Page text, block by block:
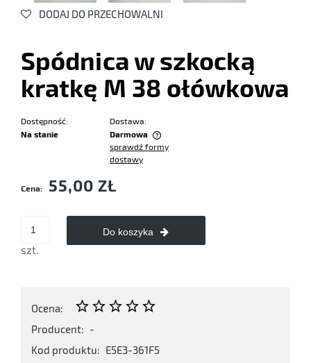
DODAJ DO PRZECHOWALNI
Spódnica w szkocką
kratkę M 38 ołówkowa
Dostępność:
Na stanie
Dostawa:
Darmowa
Cena nie zawiera ewentualnych kosztów płatności
sprawdź formy
dostawy
Cena: 55,00 ZŁ
szt.
Do koszyka
Ocena:
Producent: -
Kod produktu: E5E3-361F5